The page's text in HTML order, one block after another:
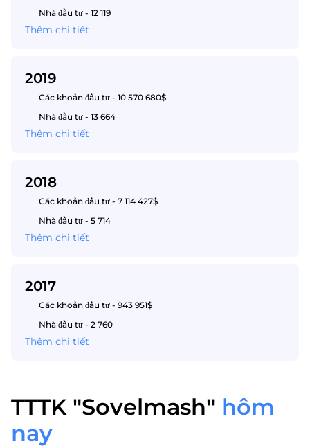
Nhà đầu tư - 12 119
Thêm chi tiết
2019
Các khoản đầu tư - 10 570 680$
Nhà đầu tư - 13 664
Thêm chi tiết
2018
Các khoản đầu tư - 7 114 427$
Nhà đầu tư - 5 714
Thêm chi tiết
2017
Các khoản đầu tư - 943 951$
Nhà đầu tư - 2 760
Thêm chi tiết
TTTK "Sovelmash" hôm
nay